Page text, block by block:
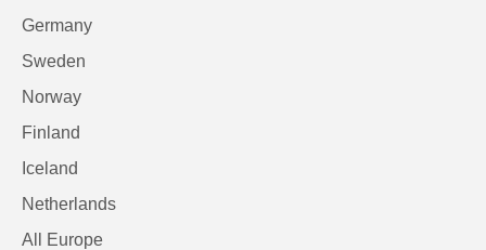
Germany
Sweden
Norway
Finland
Iceland
Netherlands
All Europe